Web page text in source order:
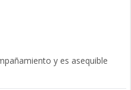
y es asequible